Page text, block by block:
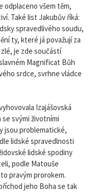
odplaceno všem těm,
Také list Jakubův říká:
spravedlivého soudu,
ty, které já považují za
je zde součástí
Magnificat Bůh
srdce, svrhne vládce
Izajášovská
svými životními
jsou problematické,
lidské spravedlnosti
lidské spodiny
podle Matouše
pravým prorokem.
jeho Boha se tak